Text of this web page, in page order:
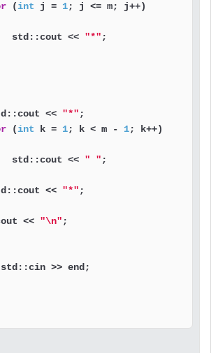
(int j = 1; j <= m; j++)
std::cout <<
"*" ;
<<
"*" ;
(int k = 1; k < m - 1; k++)
std::cout <<
" " ;
<<
"*" ;
<<
"\n" ;
>> end;